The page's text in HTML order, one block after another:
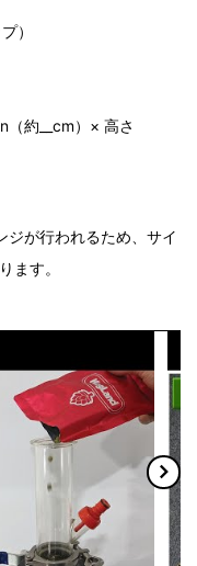
）
（約__cm）× 高さ
ジが行われるため、サイ
ます。